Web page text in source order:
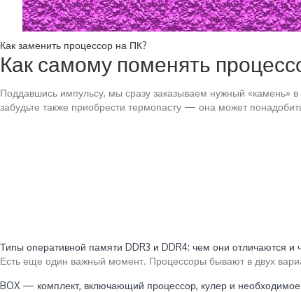
Как заменить процессор на ПК?
Как самому поменять
Поддавшись импульсу, мы сразу заказываем нужный «камень»
забудьте также приобрести термопасту — она может
Типы оперативной памяти DDR3 и DDR4: чем они отличаются и
Есть еще один важный момент. Процессоры бывают в двух
BOX — комплект, включающий процессор, кулер и необходимое